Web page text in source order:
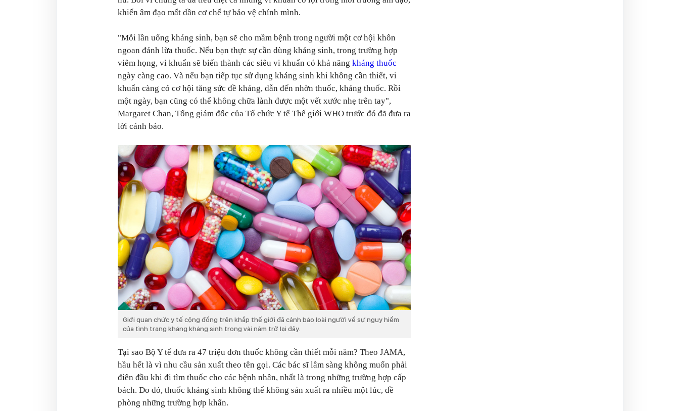
khiến âm đạo mất dần cơ chế tự bảo vệ chính mình.
"Mỗi lần uống kháng sinh, bạn sẽ cho mầm bệnh trong người một cơ hội khôn
ngoan đánh lừa thuốc. Nếu bạn thực sự cần dùng kháng sinh, trong trường hợp
viêm họng, vi khuẩn sẽ biến thành các siêu vi khuẩn có khả năng kháng thuốc
ngày càng cao. Và nếu bạn tiếp tục sử dụng kháng sinh khi không cần thiết, vi
khuẩn càng có cơ hội tăng sức đề kháng, dẫn đến nhờn thuốc, kháng thuốc. Rồi
một ngày, bạn cũng có thể không chữa lành được một vết xước nhẹ trên tay",
Margaret Chan, Tổng giám đốc của Tổ chức Y tế Thế giới WHO trước đó đã đưa ra
lời cảnh báo.
Giới quan chức y tế cộng đồng trên khắp thế giới đã cảnh báo loài người về sự nguy hiểm
của tình trạng kháng kháng sinh trong vài năm trở lại đây.
Tại sao Bộ Y tế đưa ra 47 triệu đơn thuốc không cần thiết mỗi năm? Theo JAMA,
hầu hết là vì nhu cầu sản xuất theo tên gọi. Các bác sĩ lâm sàng không muốn phải
điên đầu khi đi tìm thuốc cho các bệnh nhân, nhất là trong những trường hợp cấp
bách. Do đó, thuốc kháng sinh không thể không sản xuất ra nhiều một lúc, đề
phòng những trường hợp khẩn.